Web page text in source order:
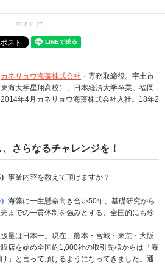
2018.11.27
カネリョウ海藻株式会社 ・専務取締役。宇土市
海大学星翔高校）、日本経済大学卒業。福岡
年4月カネリョウ海藻株式会社入社。18年2
さらなるチャレンジを！
事業内容を教えて頂けますか？
海藻に一生懸命向き合い50年、基礎研究から
までの一貫体制を強みとする、全国的にも珍
量は日本一。現在、熊本・宮城・東京・大阪
店を始め全国約1,000社の取引先様からは「海
」と言って頂けるようになってきました。通